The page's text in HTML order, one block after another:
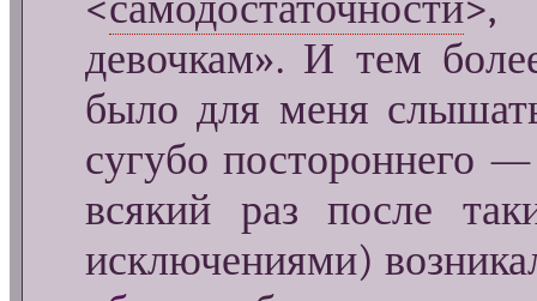
девочкам». И тем
было для меня
сугубо постороннего
всякий раз после
исключениями)